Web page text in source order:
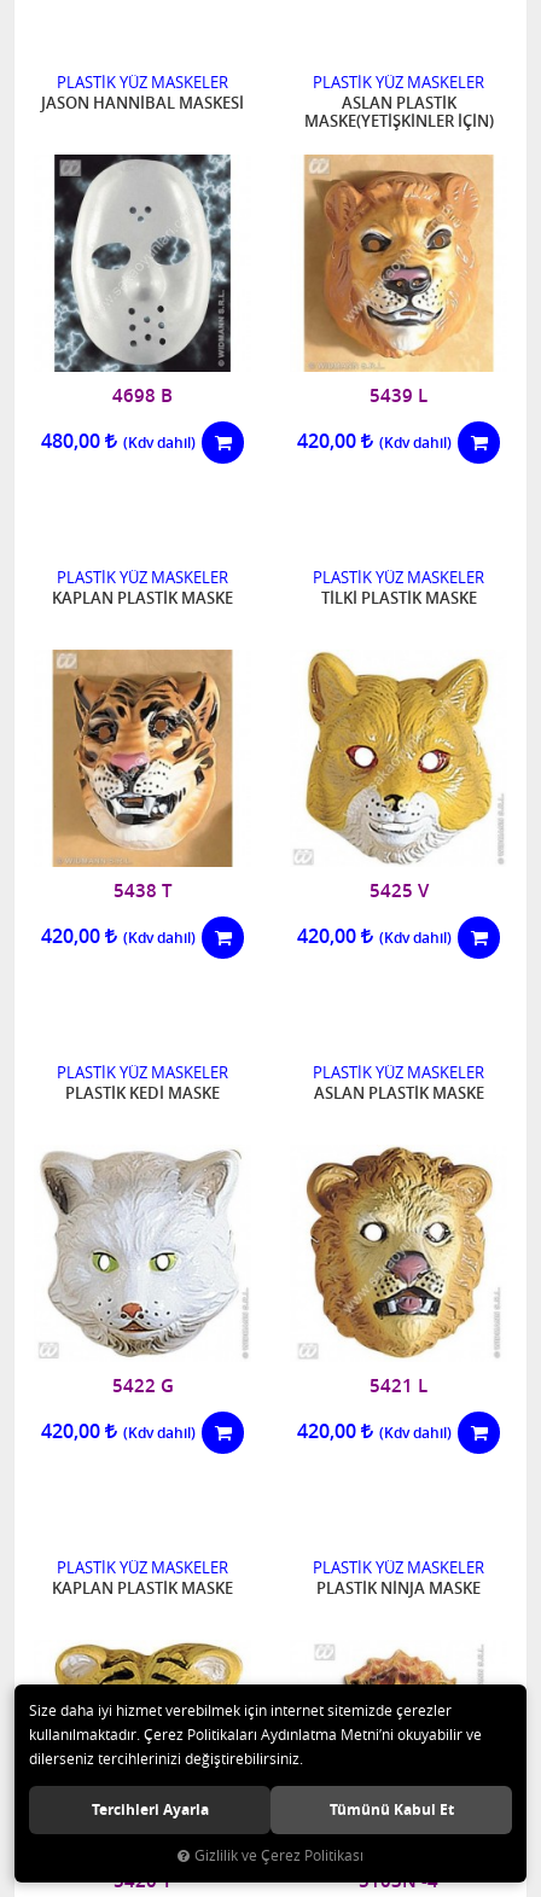
PLASTİK YÜZ MASKELER
JASON HANNİBAL MASKESİ
4698 B
480,00
PLASTİK YÜZ MASKELER
ASLAN PLASTİK
MASKE(YETİŞKİNLER İÇİN)
5439 L
420,00
PLASTİK YÜZ MASKELER
KAPLAN PLASTİK MASKE
5438 T
420,00
PLASTİK YÜZ MASKELER
TİLKİ PLASTİK MASKE
5425 V
420,00
PLASTİK YÜZ MASKELER
PLASTİK KEDİ MASKE
5422 G
420,00
PLASTİK YÜZ MASKELER
ASLAN PLASTİK MASKE
5421 L
420,00
PLASTİK YÜZ MASKELER
KAPLAN PLASTİK MASKE
5420 T
PLASTİK YÜZ MASKELER
PLASTİK NİNJA MASKE
5103N -4
Size daha iyi hizmet verebilmek için internet sitemizde çerezler
kullanılmaktadır. Çerez Politikaları Aydınlatma Metni’ni okuyabilir ve
dilerseniz tercihlerinizi değiştirebilirsiniz.
Tercihleri Ayarla Tümünü Kabul Et
Gizlilik ve Çerez Politikası